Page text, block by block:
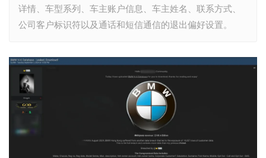
详情、车型系列、车主账户信息、车主姓名、联系方式、
公司客户标识符以及通话和短信通信的退出偏好设置。